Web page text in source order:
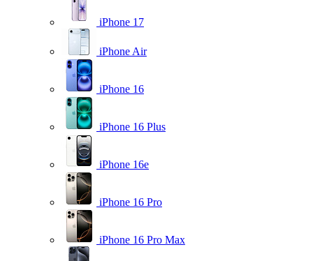
iPhone 17
iPhone Air
iPhone 16
iPhone 16 Plus
iPhone 16e
iPhone 16 Pro
iPhone 16 Pro Max